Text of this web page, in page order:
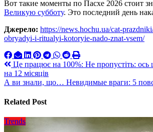
Вот такие моменты по Пасхе 2026 стоит
Великую субботу. Это последний день
Джерело: https://news.hochu.ua/cat-
obryadyi-i-ritualyi-kotoryie-nado-znat-vsem/
Навигация
по
Це працює на 100%: Не пропустіть: ось
на 12 місяців
А ви знали, що… Невидимые враги: 5
Related Post
Trends